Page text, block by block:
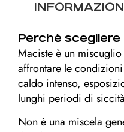
Perché
Maciste è un
affrontare le
caldo intenso,
lunghi periodi di
Non è una miscela